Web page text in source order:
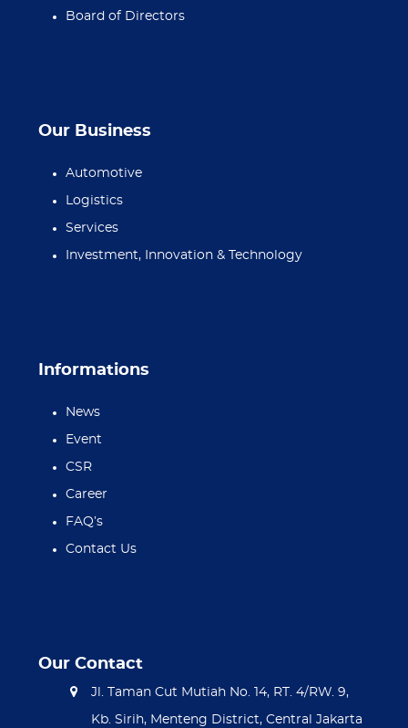
Board of Directors
Our Business
Automotive
Logistics
Services
Investment, Innovation & Technology
Informations
News
Event
CSR
Career
FAQ’s
Contact Us
Our Contact
Jl. Taman Cut Mutiah No. 14, RT. 4/RW. 9,
Kb. Sirih, Menteng District, Central Jakarta